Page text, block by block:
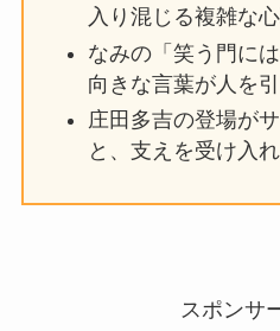
入り混じる複雑な
なみの「笑う門に
向きな言葉が人を
庄田多吉の登場が
と、支えを受け入
スポンサ